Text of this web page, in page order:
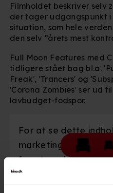
Filmholdet beskriver selv
der tager udgangspunkt i
situation, som hele
den selv ”årets mest
Full Moon Features med
tidligere stået bag bl.a.
Freak', 'Trancers' og
'Corona Zombies' ser ud
lavbudget-fodspor.
For at se dette
marketingcookies
for at ændre dine